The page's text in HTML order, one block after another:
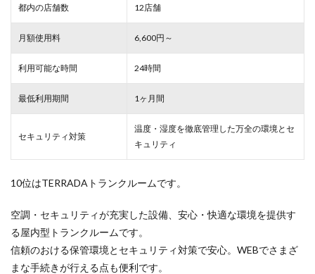
都内の店舗数 12店舗
月額使用料 6,600円～
利用可能な時間 24時間
最低利用期間 1ヶ月間
セキュリティ対策
温度・湿度を徹底管理した万全の環境とセ
キュリティ
10位はTERRADAトランクルームです。
空調・セキュリティが充実した設備、安心・快適な環境を提供す
る屋内型トランクルームです。
信頼のおける保管環境とセキュリティ対策で安心。WEBでさまざ
まな手続きが行える点も便利です。